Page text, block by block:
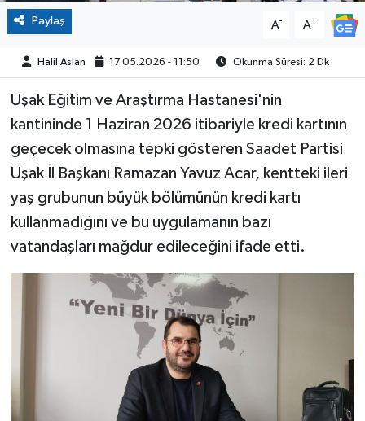
Paylaş A- A+
Halil Aslan 17.05.2026 - 11:50 Okunma Süresi: 2 Dk
Uşak Eğitim ve Araştırma Hastanesi'nin
kantininde 1 Haziran 2026 itibariyle kredi kartının
geçecek olmasına tepki gösteren Saadet Partisi
Uşak İl Başkanı Ramazan Yavuz Acar, kentteki ileri
yaş grubunun büyük bölümünün kredi kartı
kullanmadığını ve bu uygulamanın bazı
vatandaşları mağdur edileceğini ifade etti.